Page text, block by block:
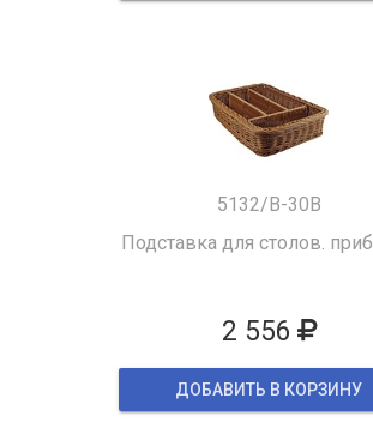
5132/B-30B
Подставка для столов.
2 556
ДОБАВИТЬ В КОРЗИНУ